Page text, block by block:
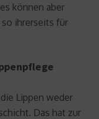
können aber
ihrerseits für
Lippen weder
Das hat zur